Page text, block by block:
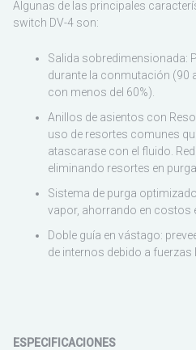
Algunas de las principales
switch DV-4 son:
Salida sobredimensionada:
durante la conmutación (90
con menos del 60%).
Anillos de asientos con
uso de resortes comunes
atascarase con el fluido.
eliminando resortes en
Sistema de purga
vapor, ahorrando en costos
Doble guía en vástago:
de internos debido a fuerzas
ESPECIFICACIONES